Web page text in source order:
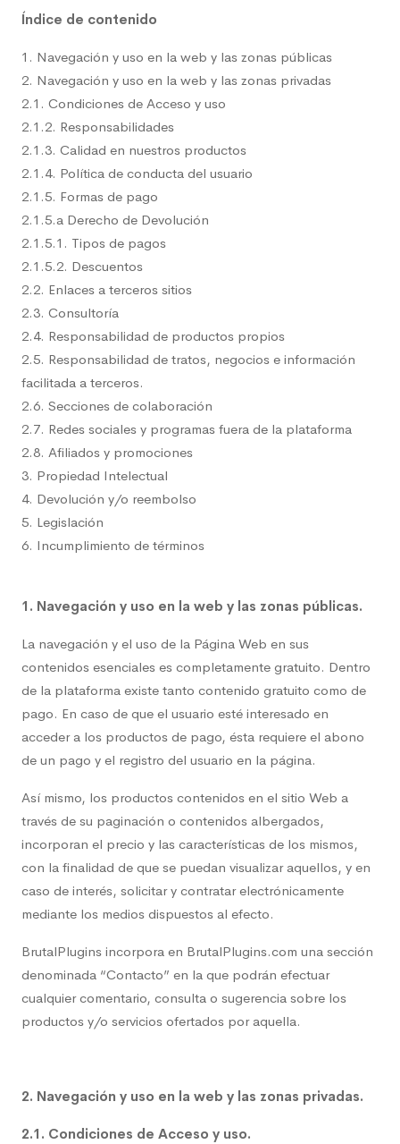
Índice de contenido
1. Navegación y uso en la web y las zonas públicas
2. Navegación y uso en la web y las zonas privadas
2.1. Condiciones de Acceso y uso
2.1.2. Responsabilidades
2.1.3. Calidad en nuestros productos
2.1.4. Política de conducta del usuario
2.1.5. Formas de pago
2.1.5.a Derecho de Devolución
2.1.5.1. Tipos de pagos
2.1.5.2. Descuentos
2.2. Enlaces a terceros sitios
2.3. Consultoría
2.4. Responsabilidad de productos propios
2.5. Responsabilidad de tratos, negocios e información
facilitada a terceros.
2.6. Secciones de colaboración
2.7. Redes sociales y programas fuera de la plataforma
2.8. Afiliados y promociones
3. Propiedad Intelectual
4. Devolución y/o reembolso
5. Legislación
6. Incumplimiento de términos
1. Navegación y uso en la web y las zonas públicas.
La navegación y el uso de la Página Web en sus
contenidos esenciales es completamente gratuito. Dentro
de la plataforma existe tanto contenido gratuito como de
pago. En caso de que el usuario esté interesado en
acceder a los productos de pago, ésta requiere el abono
de un pago y el registro del usuario en la página.
Así mismo, los productos contenidos en el sitio Web a
través de su paginación o contenidos albergados,
incorporan el precio y las características de los mismos,
con la finalidad de que se puedan visualizar aquellos, y en
caso de interés, solicitar y contratar electrónicamente
mediante los medios dispuestos al efecto.
BrutalPlugins incorpora en BrutalPlugins.com una sección
denominada “Contacto” en la que podrán efectuar
cualquier comentario, consulta o sugerencia sobre los
productos y/o servicios ofertados por aquella.
2. Navegación y uso en la web y las zonas privadas.
2.1. Condiciones de Acceso y uso.